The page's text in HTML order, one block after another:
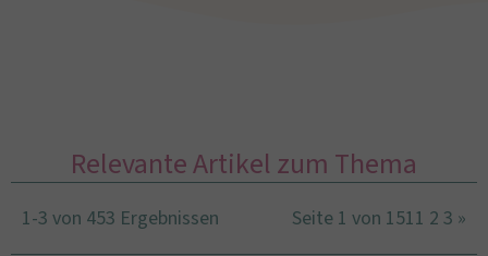
Relevante Artikel zum Thema
1-3 von 453 Ergebnissen Seite 1 von 1511 2 3 »